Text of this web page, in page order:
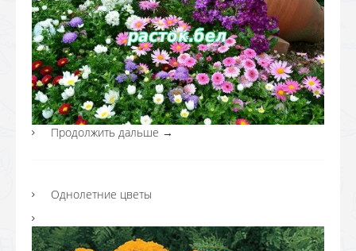
Продолжить дальше →
Однолетние цветы